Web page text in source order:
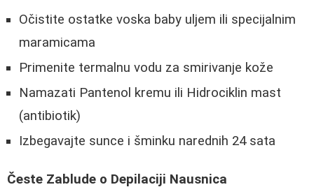
Očistite ostatke voska baby uljem ili specijalnim
maramicama
Primenite termalnu vodu za smirivanje kože
Namazati Pantenol kremu ili Hidrociklin mast
(antibiotik)
Izbegavajte sunce i šminku narednih 24 sata
Česte Zablude o Depilaciji Nausnica